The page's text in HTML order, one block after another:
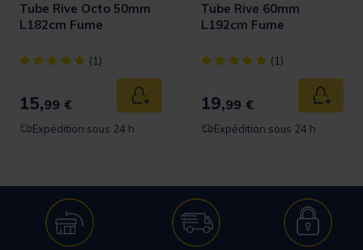
panier
Tube Rive Octo 50mm
L182cm Fume
[object Object] out of 5 Customer Rating
(1)
15,99 € Ajouter au panier
Expédition sous 24 h
Tube Rive 60mm
L192cm Fume
[object Object] out of 5
(1)
19,99 €
Expédition sous 24 h